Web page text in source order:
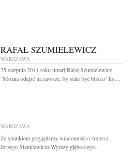
RAFAŁ SZUMIELEWICZ
WARSZAWA
25 sierpnia 2011 roku umarł Rafał Szumielewicz
"Można odejść na zawsze, by stale być blisko" ks....
WARSZAWA
Ze smutkiem przyjęliśmy wiadomość o śmierci
Jerzego Stankiewicza Wyrazy głębokiego...